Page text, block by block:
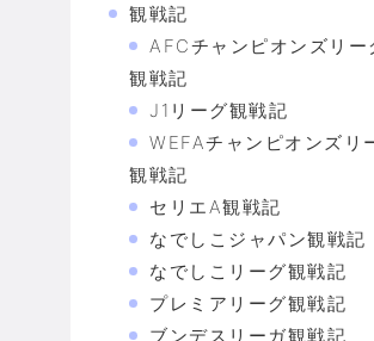
観戦記
AFCチャンピオンズリー
観戦記
J1リーグ観戦記
WEFAチャンピオンズリ
観戦記
セリエA観戦記
なでしこジャパン観戦記
なでしこリーグ観戦記
プレミアリーグ観戦記
ブンデスリーガ観戦記